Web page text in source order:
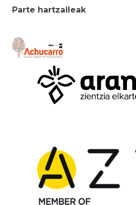
Parte hartzaileak